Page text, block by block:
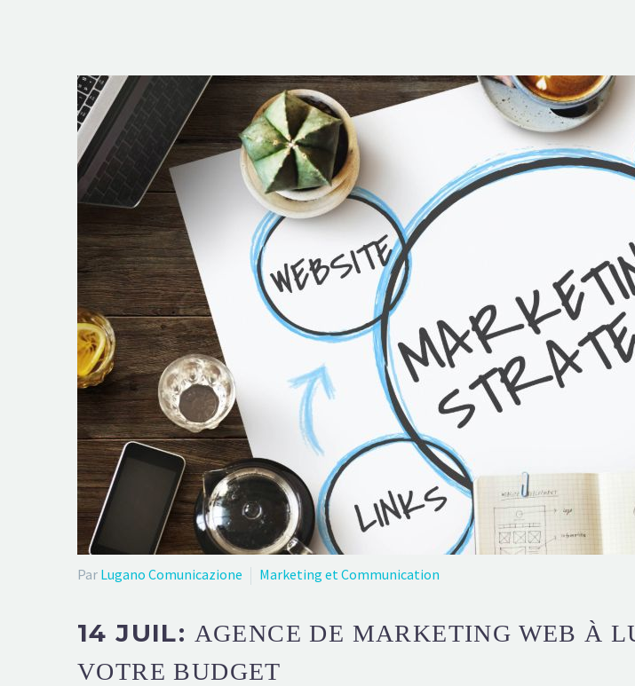
Par Lugano Comunicazione Marketing et Communication
14 JUIL: AGENCE DE MARKETING WEB À
VOTRE BUDGET